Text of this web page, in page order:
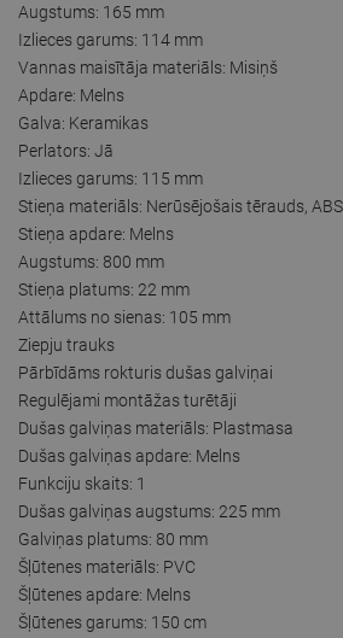
Augstums: 165 mm
Izlieces garums: 114 mm
Vannas maisītāja materiāls: Misiņš
Apdare: Melns
Galva: Keramikas
Perlators: Jā
Izlieces garums: 115 mm
Stieņa materiāls: Nerūsējošais tērauds, ABS
Stieņa apdare: Melns
Augstums: 800 mm
Stieņa platums: 22 mm
Attālums no sienas: 105 mm
Ziepju trauks
Pārbīdāms rokturis dušas galviņai
Regulējami montāžas turētāji
Dušas galviņas materiāls: Plastmasa
Dušas galviņas apdare: Melns
Funkciju skaits: 1
Dušas galviņas augstums: 225 mm
Galviņas platums: 80 mm
Šļūtenes materiāls: PVC
Šļūtenes apdare: Melns
Šļūtenes garums: 150 cm